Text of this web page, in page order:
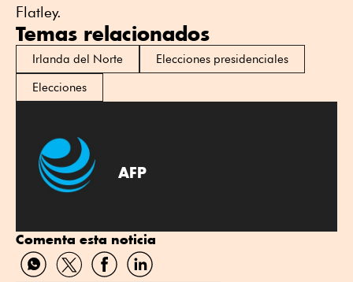
Flatley.
Temas relacionados
Irlanda del Norte
Elecciones presidenciales
Elecciones
AFP
Comenta esta noticia
CompartirCompartirCompartirCompartir